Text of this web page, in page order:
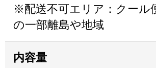
※配送不可エリア：クール
の一部離島や地域
内容量